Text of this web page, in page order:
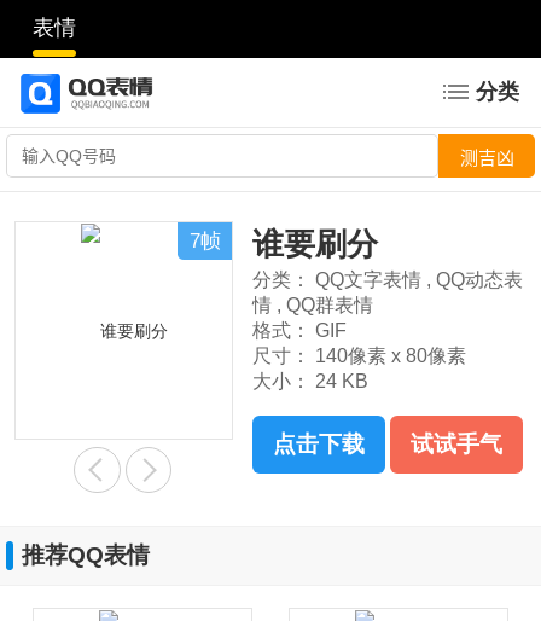
表情
分类
7帧 谁要刷分
分类： QQ文字表情 , QQ动态表
情 , QQ群表情
格式：
GIF
尺寸：
140像素 x 80像素
大小：
24 KB
点击下载 试试手气
推荐QQ表情